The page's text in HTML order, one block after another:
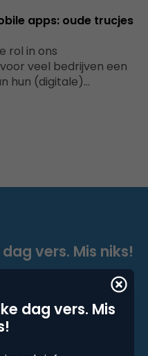
apps: oude trucjes
rol in ons
veel bedrijven een
hun (digitale)…
dag vers. Mis
vers. Mis niks!